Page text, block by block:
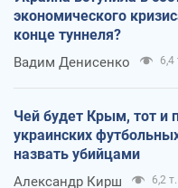
экономического
конце туннеля?
Вадим Денисенко 6,4
Чей будет Крым, тот и
украинских
назвать убийцами
Александр Кирш 6,2 т.